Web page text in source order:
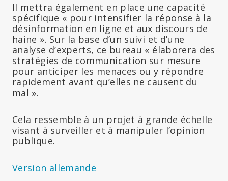
Il mettra également en place une capacité
spécifique « pour intensifier la réponse à la
désinformation en ligne et aux discours de
haine ». Sur la base d’un suivi et d’une
analyse d’experts, ce bureau « élaborera des
stratégies de communication sur mesure
pour anticiper les menaces ou y répondre
rapidement avant qu’elles ne causent du
mal ».
Cela ressemble à un projet à grande échelle
visant à surveiller et à manipuler l’opinion
publique.
Version allemande